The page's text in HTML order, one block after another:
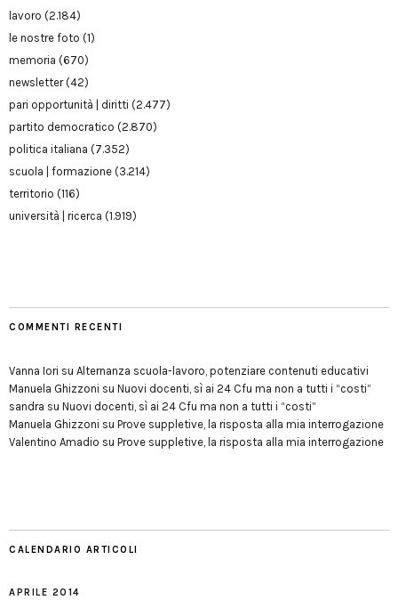
lavoro (2.184)
le nostre foto (1)
memoria (670)
newsletter(42)
pari opportunità | diritti (2.477)
partito democratico (2.870)
politica italiana (7.352)
scuola | formazione (3.214)
territorio (116)
università | ricerca (1.919)
COMMENTI RECENTI
Vanna Iori su Alternanza scuola-lavoro, potenziare contenuti educativi
Manuela Ghizzoni su Nuovi docenti, sì ai 24 Cfu ma non a tutti i “costi”
sandra su Nuovi docenti, sì ai 24 Cfu ma non a tutti i “costi”
Manuela Ghizzoni su Prove suppletive, la risposta alla mia interrogazione
Valentino Amadio su Prove suppletive, la risposta alla mia interrogazione
CALENDARIO ARTICOLI
APRILE 2014